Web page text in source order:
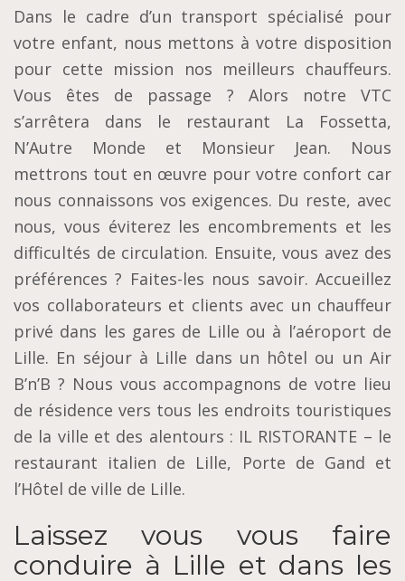
Dans le cadre d’un transport spécialisé pour
votre enfant, nous mettons à votre disposition
pour cette mission nos meilleurs chauffeurs.
Vous êtes de passage ? Alors notre VTC
s’arrêtera dans le restaurant La Fossetta,
N’Autre Monde et Monsieur Jean. Nous
mettrons tout en œuvre pour votre confort car
nous connaissons vos exigences. Du reste, avec
nous, vous éviterez les encombrements et les
difficultés de circulation. Ensuite, vous avez des
préférences ? Faites-les nous savoir. Accueillez
vos collaborateurs et clients avec un chauffeur
privé dans les gares de Lille ou à l’aéroport de
Lille. En séjour à Lille dans un hôtel ou un Air
B’n’B ? Nous vous accompagnons de votre lieu
de résidence vers tous les endroits touristiques
de la ville et des alentours : IL RISTORANTE – le
restaurant italien de Lille, Porte de Gand et
l’Hôtel de ville de Lille.
Laissez vous vous faire
conduire à Lille et dans les